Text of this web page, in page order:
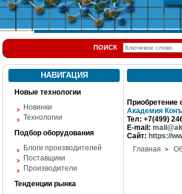
ПОИСК
НАВИГАЦИЯ
Новые технологии
Новинки
Технологии
Подбор оборудования
Блоги производителей
Поставщики
Производители
Тенденции рынка
Приобретение
Академия
Тел: +7(499)
E-mail:
Сайт: https://
Главная >